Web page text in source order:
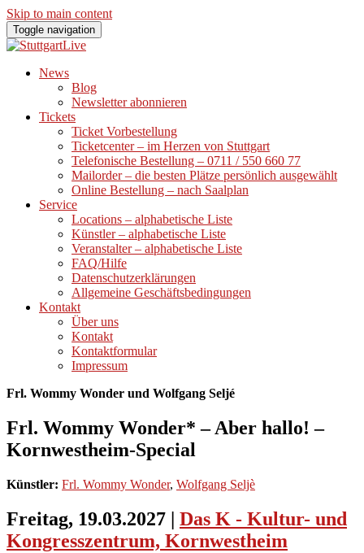
Skip to main content
Toggle navigation
News
Blog
Newsletter abonnieren
Tickets
Ticket Vorbestellung
Ticketcenter – im Herzen von Stuttgart
Telefonische Bestellung – 0711 / 550 660 77
Mailorder – die besten Plätze persönlich ausgewählt
Online Bestellung – nach Saalplan
Service
Locations – alphabetische Liste
Künstler – alphabetische Liste
Veranstalter – alphabetische Liste
FAQ/Hilfe
Datenschutzerklärungen
Allgemeine Geschäftsbedingungen
Kontakt
Über uns
Kontakt
Kontaktformular
Impressum
Frl. Wommy Wonder und Wolfgang Seljé
Frl. Wommy Wonder* – Aber hallo! –
Kornwestheim-Special
Künstler: Frl. Wommy Wonder, Wolfgang Seljè
Freitag, 19.03.2027 | Das K - Kultur- und
Kongresszentrum, Kornwestheim